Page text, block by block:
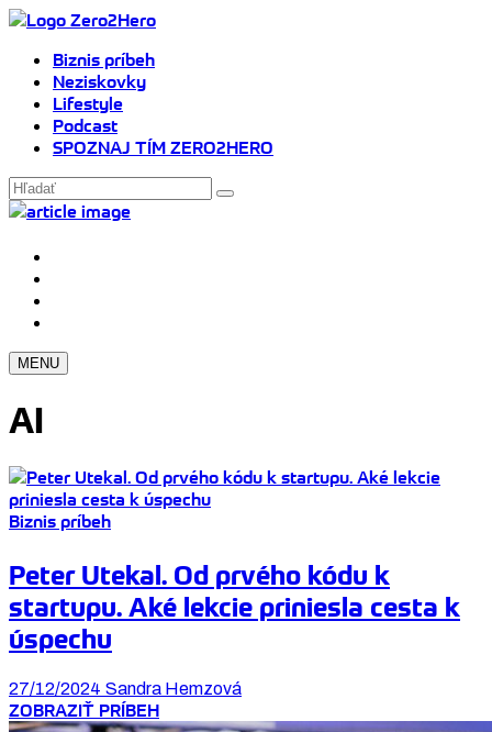
Biznis príbeh
Neziskovky
Lifestyle
Podcast
SPOZNAJ TÍM ZERO2HERO
MENU
AI
Biznis príbeh
Peter Utekal. Od prvého kódu k
startupu. Aké lekcie priniesla cesta k
úspechu
27/12/2024 Sandra Hemzová
ZOBRAZIŤ PRÍBEH